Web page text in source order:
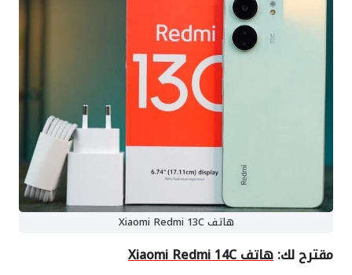
هاتف Xiaomi Redmi 13C
مقترح لك:هاتف Xiaomi Redmi 14C